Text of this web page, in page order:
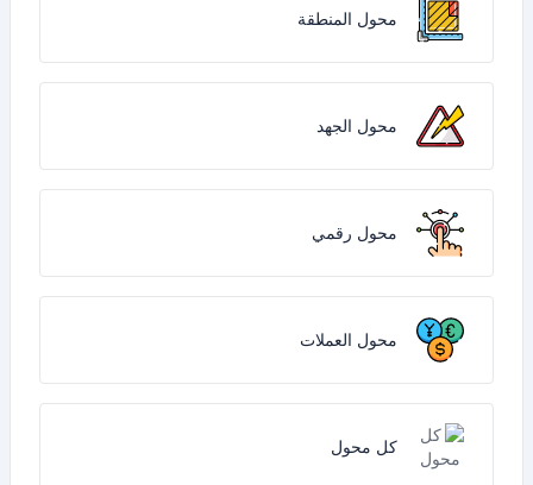
محول المنطقة
محول الجهد
محول رقمي
محول العملات
كل محول